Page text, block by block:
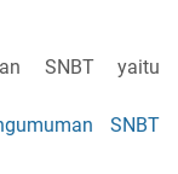
SNBT yaitu
SNBT